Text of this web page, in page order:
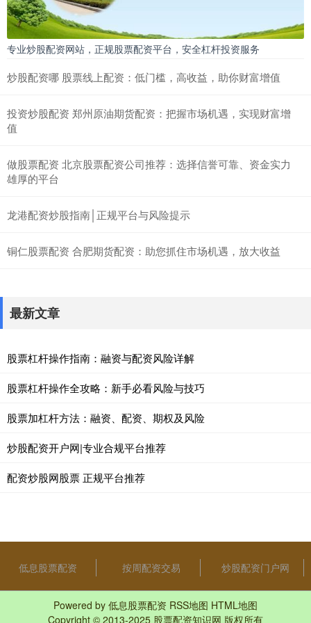
专业炒股配资网站，正规股票配资平台，安全杠杆投资服务
炒股配资哪 股票线上配资：低门槛，高收益，助你财富增值
投资炒股配资 郑州原油期货配资：把握市场机遇，实现财富增
值
做股票配资 北京股票配资公司推荐：选择信誉可靠、资金实力
雄厚的平台
龙港配资炒股指南│正规平台与风险提示
铜仁股票配资 合肥期货配资：助您抓住市场机遇，放大收益
最新文章
股票杠杆操作指南：融资与配资风险详解
股票杠杆操作全攻略：新手必看风险与技巧
股票加杠杆方法：融资、配资、期权及风险
炒股配资开户网|专业合规平台推荐
配资炒股网股票 正规平台推荐
低息股票配资 按周配资交易 炒股配资门户网
Powered by 低息股票配资 RSS地图 HTML地图
Copyright © 2013-2025 股票配资知识网 版权所有